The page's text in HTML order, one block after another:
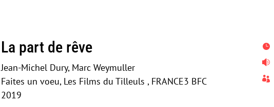
La part de rêve
Jean-Michel Dury, Marc Weymuller
Faites un voeu, Les Films du Tilleuls , FRANCE3 BFC
2019


